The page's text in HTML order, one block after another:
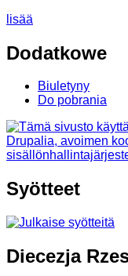
lisää
Dodatkowe
Biuletyny
Do pobrania
Syötteet
Diecezja